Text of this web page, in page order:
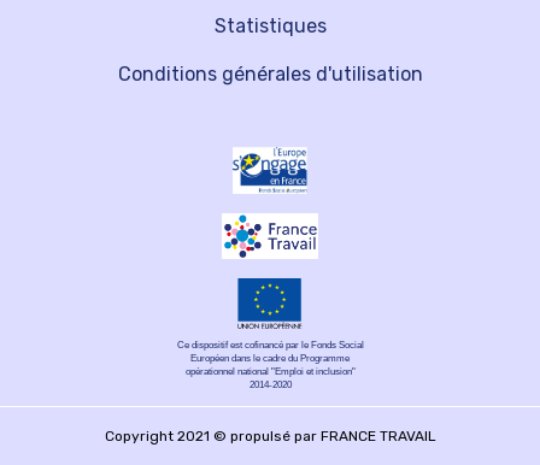
Statistiques
Conditions générales d'utilisation
Ce dispositif est cofinancé par le Fonds Social
Européen dans le cadre du Programme
opérationnel national "Emploi et inclusion"
2014-2020
Copyright 2021 © propulsé par FRANCE TRAVAIL